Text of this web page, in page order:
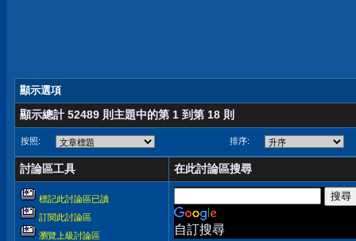
顯示選項
顯示總計 52489 則主題中的第 1 到第 18 則
按照: 排序:
討論區工具 在此討論區搜尋
標記此討論區已讀
訂閱此討論區
瀏覽上級討論區
自訂搜尋